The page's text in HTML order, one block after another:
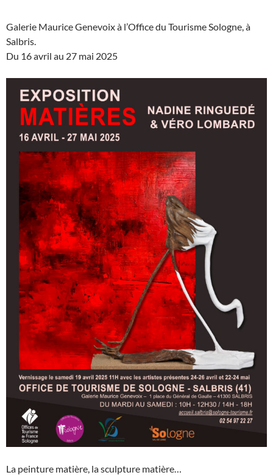
Galerie Maurice Genevoix à l’Office du Tourisme Sologne, à
Salbris.
Du 16 avril au 27 mai 2025
La peinture matière, la sculpture matière…